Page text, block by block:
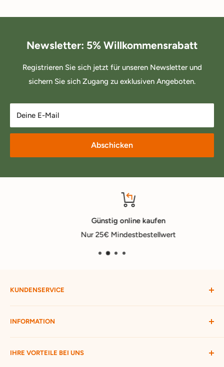
Newsletter: 5% Willkommensrabatt
Registrieren Sie sich jetzt für unseren Newsletter und
sichern Sie sich Zugang zu exklusiven Angeboten.
Deine E-Mail
Abschicken
Günstig online kaufen
Nur 25€ Mindestbestellwert
KUNDENSERVICE
Mein Konto
Widerruf starten
Bestellung verfolgen
Passwort vergessen
INFORMATION
Versandbedingungen
Ratgeber
IHRE VORTEILE BEI UNS